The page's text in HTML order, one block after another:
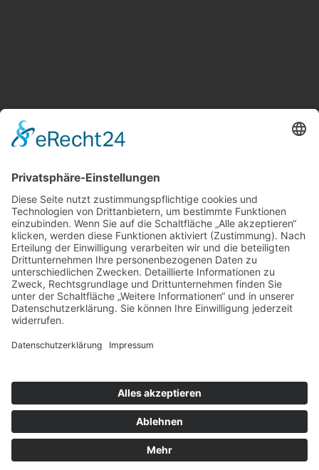
Weitere Informationen
Kontakt
Newsletter
FAQ
Schlagworte
Datenschutz
Impressum
Copyright © 2022–2026 Paddeln macht
Spass by 2increase. Alle Rechte